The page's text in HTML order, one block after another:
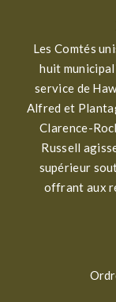
Les Comtés
huit
service de
Alfred et
Clarence-
Russell
supérieur
offrant aux